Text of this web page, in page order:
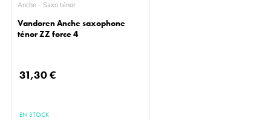
Anche - Saxo ténor
Vandoren Anche saxophone
ténor ZZ force 4
31,30 €
EN STOCK